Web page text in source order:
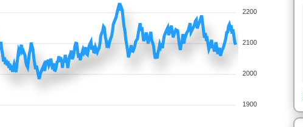
2200
2100
2000
1900